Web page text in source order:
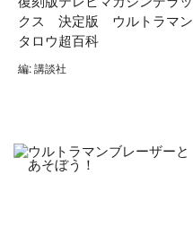
クス 決定版 ウルトラマン
タロウ超百科
編: 講談社